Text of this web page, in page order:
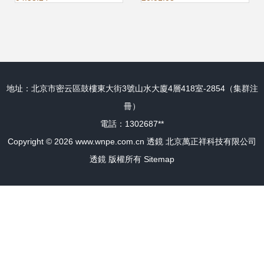
地址：北京市密云區鼓樓東大街3號山水大廈4層418室-2854（集群注
冊）
電話：1302687**
Copyright © 2026 www.wnpe.com.cn 透鏡 北京萬正祥科技有限公司
透鏡 版權所有 Sitemap